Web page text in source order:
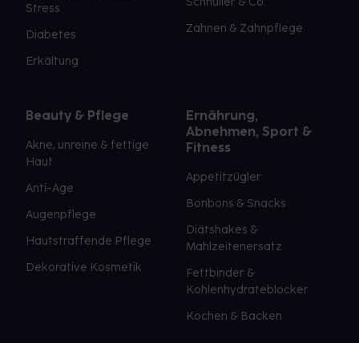
Stress
Diabetes
Erkältung
Zahnen & Zahnpflege
Beauty & Pflege
Akne, unreine & fettige
Haut
Anti-Age
Augenpflege
Hautstraffende Pflege
Dekorative Kosmetik
Ernährung,
Abnehmen, Sport &
Fitness
Appetitzügler
Bonbons & Snacks
Diätshakes &
Mahlzeitenersatz
Fettbinder &
Kohlenhydrateblocker
Kochen & Backen